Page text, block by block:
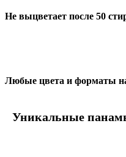
Не выцветает после 50
Любые цвета и форматы
Уникальные